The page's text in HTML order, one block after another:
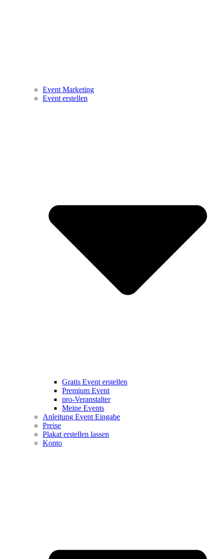
Event Marketing
Event erstellen
Gratis Event erstellen
Premium Event
pro-Veranstalter
Meine Events
Anleitung Event Eingabe
Preise
Plakat erstellen lassen
Konto